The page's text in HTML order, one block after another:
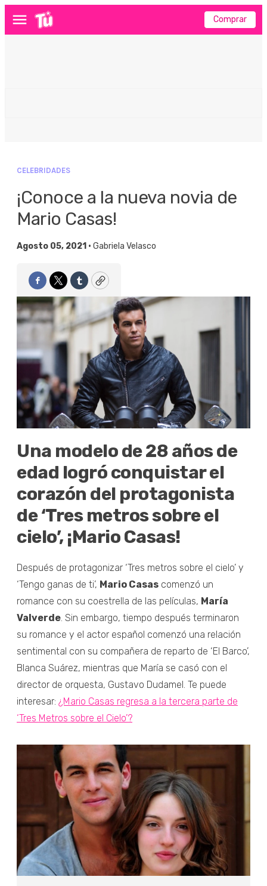
Menú Comprar
CELEBRIDADES
¡Conoce a la nueva novia de
Mario Casas!
Agosto 05, 2021 • Gabriela Velasco
Facebook
TwitterTumblrCopy
Una modelo de 28 años de
edad logró conquistar el
corazón del protagonista
de ‘Tres metros sobre el
cielo’, ¡Mario Casas!
Después de protagonizar ‘Tres metros sobre el cielo’ y
‘Tengo ganas de ti’, Mario Casas comenzó un
romance con su coestrella de las películas, María
Valverde . Sin embargo, tiempo después terminaron
su romance y el actor español comenzó una relación
sentimental con su compañera de reparto de ‘El Barco’,
Blanca Suárez, mientras que María se casó con el
director de orquesta, Gustavo Dudamel. Te puede
interesar: ¿Mario Casas regresa a la tercera parte de
‘Tres Metros sobre el Cielo’?